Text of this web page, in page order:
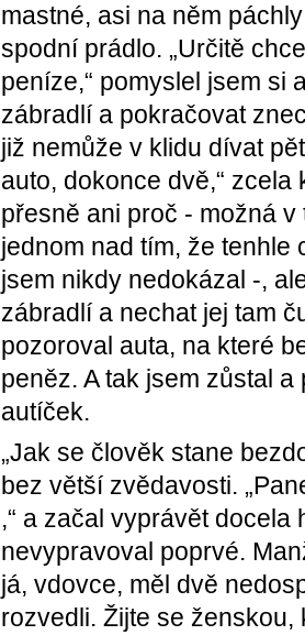
mastné, asi na něm
spodní prádlo. „Určitě
peníze,“ pomyslel jsem si
zábradlí a pokračovat
již nemůže v klidu dívat
auto, dokonce dvě,“
přesně ani proč - možná
jednom nad tím, že tenhle
jsem nikdy nedokázal -,
zábradlí a nechat jej tam
pozoroval auta, na které
peněz. A tak jsem zůstal
autíček.
„Jak se člověk stane
bez větší zvědavosti.
,“ a začal vyprávět
nevypravoval poprvé.
já, vdovce, měl dvě
rozvedli. Žijte se